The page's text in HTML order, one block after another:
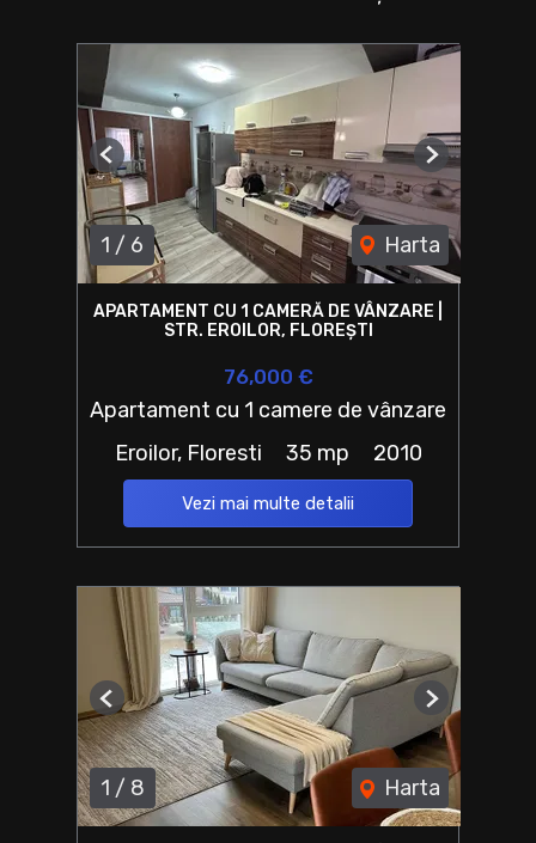
1 / 6 Harta
Previous Next
APARTAMENT CU 1 CAMERĂ DE VÂNZARE |
STR. EROILOR, FLOREȘTI
76,000 €
Apartament cu 1 camere de vânzare
Eroilor, Floresti
35 mp 2010
Vezi mai multe detalii
1 / 8 Harta
Previous Next